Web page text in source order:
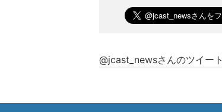
@jcast_newsさんのツイート